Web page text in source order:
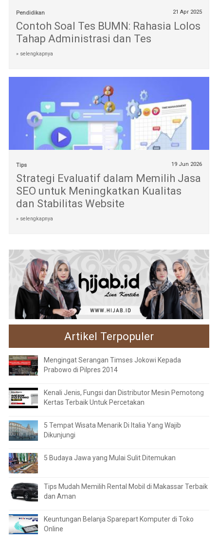
Pendidikan 21 Apr 2025
Contoh Soal Tes BUMN: Rahasia Lolos
Tahap Administrasi dan Tes
» selengkapnya
Tips 19 Jun 2026
Strategi Evaluatif dalam Memilih Jasa
SEO untuk Meningkatkan Kualitas
dan Stabilitas Website
» selengkapnya
Artikel Terpopuler
Mengingat Serangan Timses Jokowi Kepada
Prabowo di Pilpres 2014
Kenali Jenis, Fungsi dan Distributor Mesin Pemotong
Kertas Terbaik Untuk Percetakan
5 Tempat Wisata Menarik Di Italia Yang Wajib
Dikunjungi
5 Budaya Jawa yang Mulai Sulit Ditemukan
Tips Mudah Memilih Rental Mobil di Makassar Terbaik
dan Aman
Keuntungan Belanja Sparepart Komputer di Toko
Online